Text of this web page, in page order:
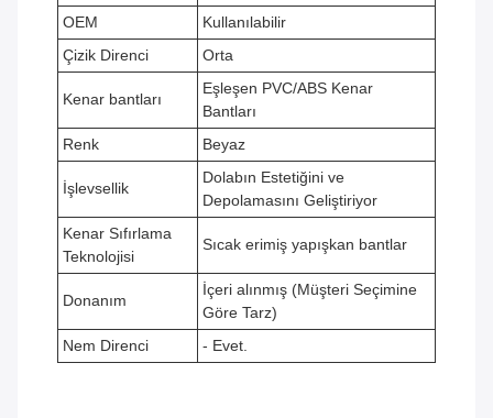
OEM
Kullanılabilir
Çizik Direnci
Orta
Kenar bantları
Eşleşen PVC/ABS Kenar
Bantları
Renk
Beyaz
İşlevsellik
Dolabın Estetiğini ve
Depolamasını Geliştiriyor
Kenar Sıfırlama
Teknolojisi
Sıcak erimiş yapışkan bantlar
Donanım
İçeri alınmış (Müşteri Seçimine
Göre Tarz)
Nem Direnci
- Evet.